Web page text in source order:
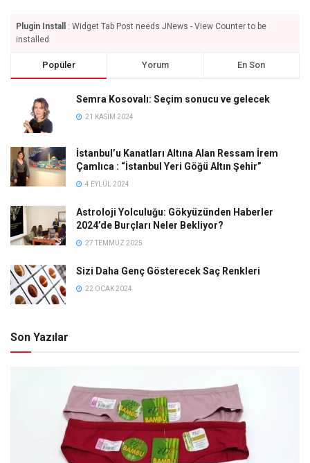
Plugin Install
: Widget Tab Post needs JNews - View Counter to be
installed
Popüler Yorum En Son
Semra Kosovalı: Seçim sonucu ve gelecek
21 KASIM 2024
İstanbul’u Kanatları Altına Alan Ressam İrem
Çamlıca : “İstanbul Yeri Göğü Altın Şehir”
4 EYLÜL 2024
Astroloji Yolculuğu: Gökyüzünden Haberler
2024’de Burçları Neler Bekliyor?
27 TEMMUZ 2025
Sizi Daha Genç Gösterecek Saç Renkleri
22 OCAK 2024
Son Yazılar